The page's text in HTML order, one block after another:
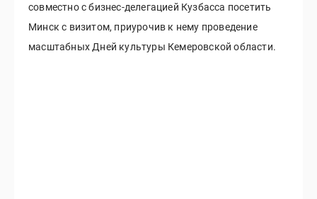
совместно с бизнес-делегацией Кузбасса посетить
Минск с визитом, приурочив к нему проведение
масштабных Дней культуры Кемеровской области.